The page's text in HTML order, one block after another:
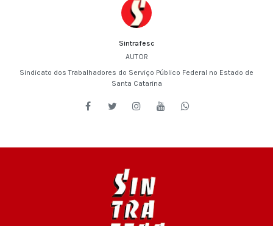
Sintrafesc
AUTOR
Sindicato dos Trabalhadores do Serviço Público Federal no Estado de
Santa Catarina